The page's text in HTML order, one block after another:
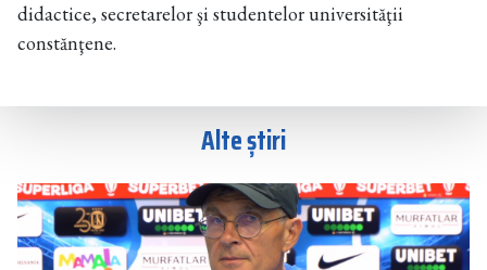
didactice, secretarelor şi studentelor universităţii
constănţene.
Alte știri